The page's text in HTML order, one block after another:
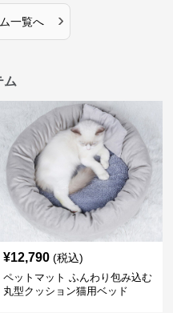
一覧へ ›
ム
¥12,790 (税込)
ペットマット ふんわり包み込む
丸型クッション猫用ベッド